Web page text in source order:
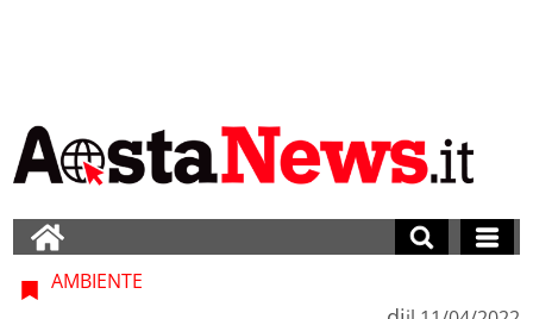
AMBIENTE